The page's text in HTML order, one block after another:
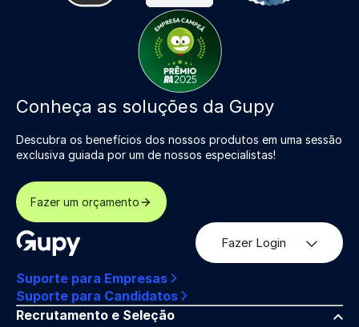
Conheça as soluções da Gupy
Descubra os benefícios dos nossos produtos em uma sessão
exclusiva guiada por um de nossos especialistas!
Fazer um orçamento
Fazer Login
Suporte para Empresas
Suporte para Candidatos
Recrutamento e Seleção